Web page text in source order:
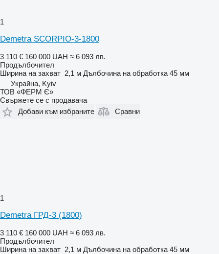
1
Demetra SCORPIO-3-1800
3 110 € 160 000 UAH ≈ 6 093 лв.
Продълбочител
Ширина на захват 2,1 м Дълбочина на обработка 45 мм
Украйна, Kyiv
ТОВ «ФЕРМ Є»
Свържете се с продавача
Добави към избраните
Сравни
1
Demetra ГРД-3 (1800)
3 110 € 160 000 UAH ≈ 6 093 лв.
Продълбочител
Ширина на захват 2,1 м Дълбочина на обработка 45 мм